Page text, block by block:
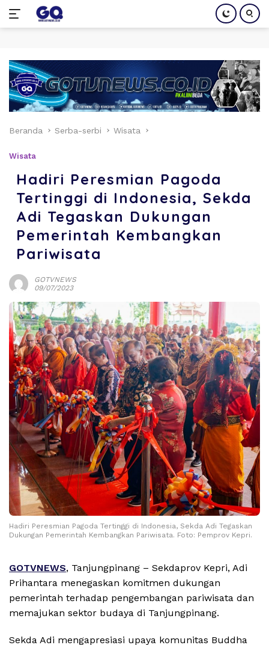
konten
Beranda Serba-serbi Wisata
Wisata
Hadiri Peresmian Pagoda
Tertinggi di Indonesia, Sekda
Adi Tegaskan Dukungan
Pemerintah Kembangkan
Pariwisata
GOTVNEWS
09/07/2023
Hadiri Peresmian Pagoda Tertinggi di Indonesia, Sekda Adi Tegaskan
Dukungan Pemerintah Kembangkan Pariwisata. Foto: Pemprov Kepri.
GOTVNEWS, Tanjungpinang – Sekdaprov Kepri, Adi
Prihantara menegaskan komitmen dukungan
pemerintah terhadap pengembangan pariwisata dan
memajukan sektor budaya di Tanjungpinang.
Sekda Adi mengapresiasi upaya komunitas Buddha